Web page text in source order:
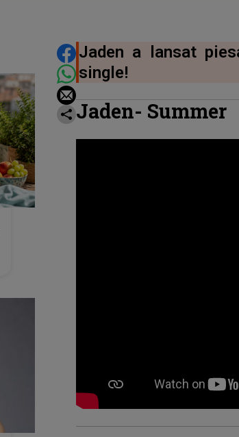
DISTRIBUIE ARTICOLUL
Jaden a lansat
single!
Jaden- Summer